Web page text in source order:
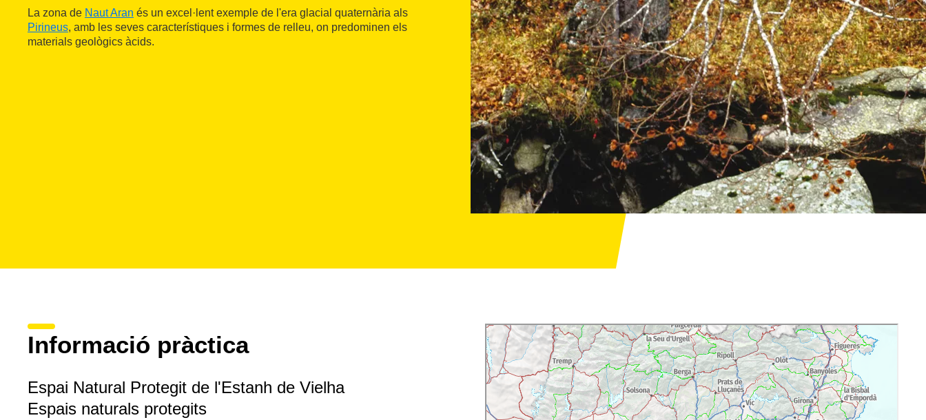
La zona de Naut Aran és un excel·lent exemple de l'era glacial quaternària als
Pirineus, amb les seves característiques i formes de relleu, on predominen els
materials geològics àcids.
Informació pràctica
Espai Natural Protegit de l'Estanh de Vielha
Espais naturals protegits